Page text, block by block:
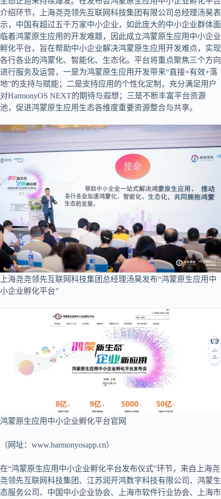
介绍环节，上海尧尧领先互联网科技集团有限公司总经理汤昊表
示，中国有超过五千万家中小企业，如此庞大的中小企业群体面
临着鸿蒙原生应用的开发难题，因此成立鸿蒙原生应用中小企业
孵化平台，旨在帮助中小企业解决鸿蒙原生应用开发难点，实现
各行各业的鸿蒙化、智能化、生态化。平台将重点聚焦三个方向
进行服务及运营，一是为鸿蒙原生应用开发带来“直接+有效+落
地”的支持与赋能；二是支持应用的个性化定制，充分满足用户
对HarmonyOS NEXT的期待与遐想；三是不断丰富平台资源
池，促进鸿蒙原生应用生态各维度重要资源整合与共享。
上海尧尧领先互联网科技集团总经理汤昊发布“鸿蒙原生应用中
小企业孵化平台”
鸿蒙原生应用中小企业孵化平台官网
（网址：www.harmonyosapp.cn）
在“鸿蒙原生应用中小企业孵化平台发布仪式”环节，来自上海尧
尧领先互联网科技集团、江苏润开鸿数字科技有限公司、鸿蒙生
态服务公司、中国中小企业协会、上海市软件行业协会、上海市